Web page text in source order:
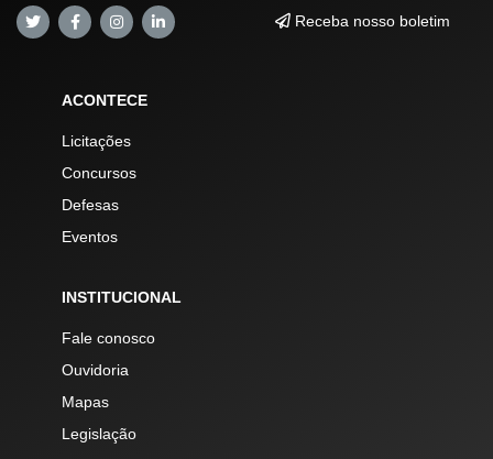
Receba nosso boletim
ACONTECE
Licitações
Concursos
Defesas
Eventos
INSTITUCIONAL
Fale conosco
Ouvidoria
Mapas
Legislação